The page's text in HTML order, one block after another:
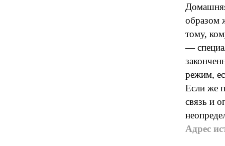
образом
тому,
—
режим,
Если же
связь и
Адрес